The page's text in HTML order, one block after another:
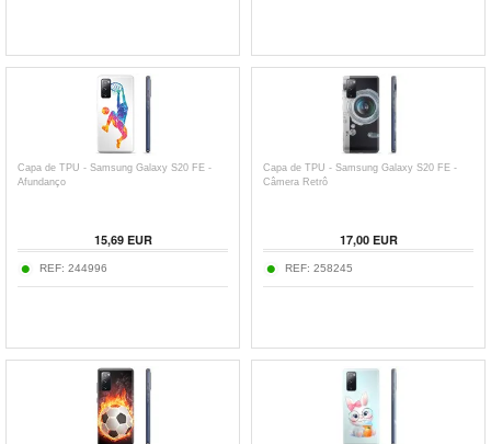
Capa de TPU - Samsung Galaxy S20 FE -
Afundanço
15,69EUR
REF: 244996
Capa de TPU - Samsung Galaxy S20 FE -
Câmera Retrô
17,00EUR
REF: 258245